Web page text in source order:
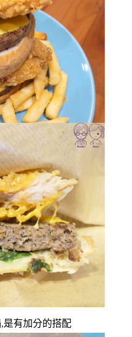
是有加分的搭配